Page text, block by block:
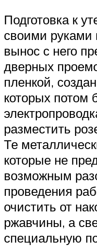
Подготовка к
своими руками
вынос с него
дверных
пленкой,
которых потом
разместить
Те
которые не
возможным
проведения
очистить от
ржавчины, а
специальную